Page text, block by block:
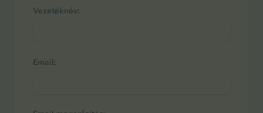
Vezetéknév:
Email: